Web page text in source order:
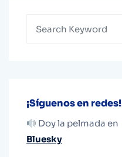
¡Síguenos en redes!
Doy la pelmada en
Bluesky